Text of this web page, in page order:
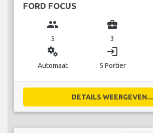
FORD FOCUS
group
5
business_center
3
miscellaneous_services
Automaat
login
5 Portier
DETAILS WEERGEVEN...